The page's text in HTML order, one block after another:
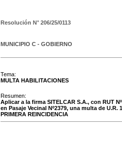
Resolución N° 206/25/0113
MUNICIPIO C - GOBIERNO
Tema:
MULTA HABILITACIONES
Resumen:
Aplicar a la firma SITELCAR S.A., con RUT
en Pasaje Vecinal Nº2379, una multa de
PRIMERA REINCIDENCIA